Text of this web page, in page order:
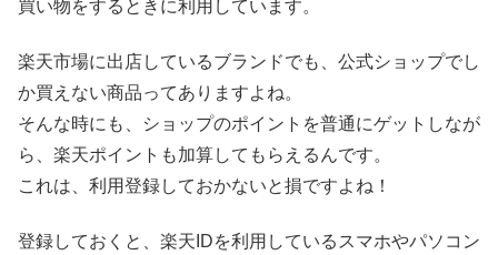
買い物をするときに利用しています。
楽天市場に出店しているブランドでも、公式ショップでし
か買えない商品ってありますよね。
そんな時にも、ショップのポイントを普通にゲットしなが
ら、楽天ポイントも加算してもらえるんです。
これは、利用登録しておかないと損ですよね！
登録しておくと、楽天IDを利用しているスマホやパソコン